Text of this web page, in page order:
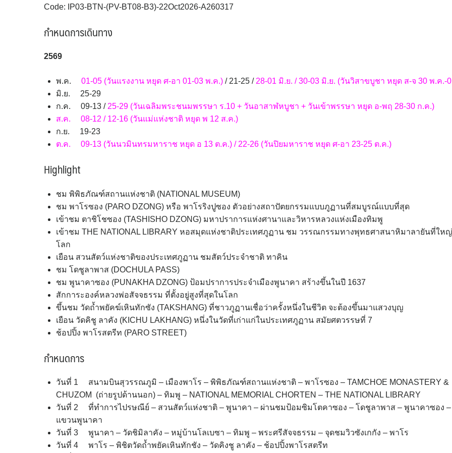
Code: IP03-BTN-(PV-BT08-B3)-22Oct2026-A260317
กำหนดการเดินทาง
2569
พ.ค. 01-05 (วันแรงงาน หยุด ศ-อา 01-03 พ.ค.) / 21-25 / 28-01 มิ.ย. / 30-03 มิ.ย. (วันวิสาขบูชา หยุด ส-จ 30 พ.ค.-
มิ.ย. 25-29
ก.ค. 09-13 / 25-29 (วันเฉลิมพระชนมพรรษา ร.10 + วันอาสาฬหบูชา + วันเข้าพรรษา หยุด อ-พฤ 28-30 ก.ค.)
ส.ค. 08-12 / 12-16 (วันแม่แห่งชาติ หยุด พ 12 ส.ค.)
ก.ย. 19-23
ต.ค. 09-13 (วันนวมินทรมหาราช หยุด อ 13 ต.ค.) / 22-26 (วันปิยมหาราช หยุด ศ-อา 23-25 ต.ค.)
Highlight
ชม พิพิธภัณฑ์สถานแห่งชาติ (NATIONAL MUSEUM)
ชม พาโรซอง (PARO DZONG) หรือ พาโรริงปูซอง ตัวอย่างสถาปัตยกรรมแบบภูฏานที่สมบูรณ์แบบที่สุด
เข้าชม ตาชิโชซอง (TASHISHO DZONG) มหาปราการแห่งศานาและวิหารหลวงแห่งเมืองทิมพู
เข้าชม THE NATIONAL LIBRARY หอสมุดแห่งชาติประเทศภูฏาน ชม วรรณกรรมทางพุทธศาสนาหิมาลายันที่ให
โลก
เยือน สวนสัตว์แห่งชาติของประเทศภูฏาน ชมสัตว์ประจำชาติ ทาคิน
ชม โดชูลาพาส (DOCHULA PASS)
ชม พูนาคาซอง (PUNAKHA DZONG) ป้อมปราการประจำเมืองพูนาคา สร้างขึ้นในปี 1637
สักการะองค์หลวงพ่อสัจจธรรม ที่ตั้งอยู่สูงที่สุดในโลก
ขึ้นชม วัดถ้ำพยัคฆ์เหินทักซัง (TAKSHANG) ที่ชาวภูฏานเชื่อว่าครั้งหนึ่งในชีวิต จะต้องขึ้นมาแสวงบุญ
เยือน วัดคิชู ลาคัง (KICHU LAKHANG) หนึ่งในวัดที่เก่าแก่ในประเทศภูฏาน สมัยศตวรรษที่ 7
ช้อปปิ้ง พาโรสตรีท (PARO STREET)
กำหนดการ
วันที่ 1 สนามบินสุวรรณภูมิ – เมืองพาโร – พิพิธภัณฑ์สถานแห่งชาติ – พาโรซอง – TAMCHOE MONASTERY &
CHUZOM (ถ่ายรูปด้านนอก) – ทิมพู – NATIONAL MEMORIAL CHORTEN – THE NATIONAL LIBRARY
วันที่ 2 ที่ทำการไปรษณีย์ – สวนสัตว์แห่งชาติ – พูนาคา – ผ่านชมป้อมซิมโตคาซอง – โดชูลาพาส – พูนาคาซอง
แขวนพูนาคา
วันที่ 3 พูนาคา – วัดชิมิลาคัง – หมู่บ้านโลเบซา – ทิมพู – พระศรีสัจจธรรม – จุดชมวิวซังเกกัง – พาโร
วันที่ 4 พาโร – พิชิตวัดถ้ำพยัคเหินทักชัง – วัดคิงชู ลาคัง – ช้อปปิ้งพาโรสตรีท